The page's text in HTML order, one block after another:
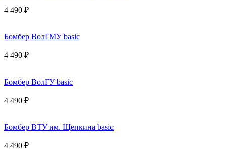
4 490 ₽
Бомбер ВолГМУ basic
4 490 ₽
Бомбер ВолГУ basic
4 490 ₽
Бомбер ВТУ им. Щепкина basic
4 490 ₽